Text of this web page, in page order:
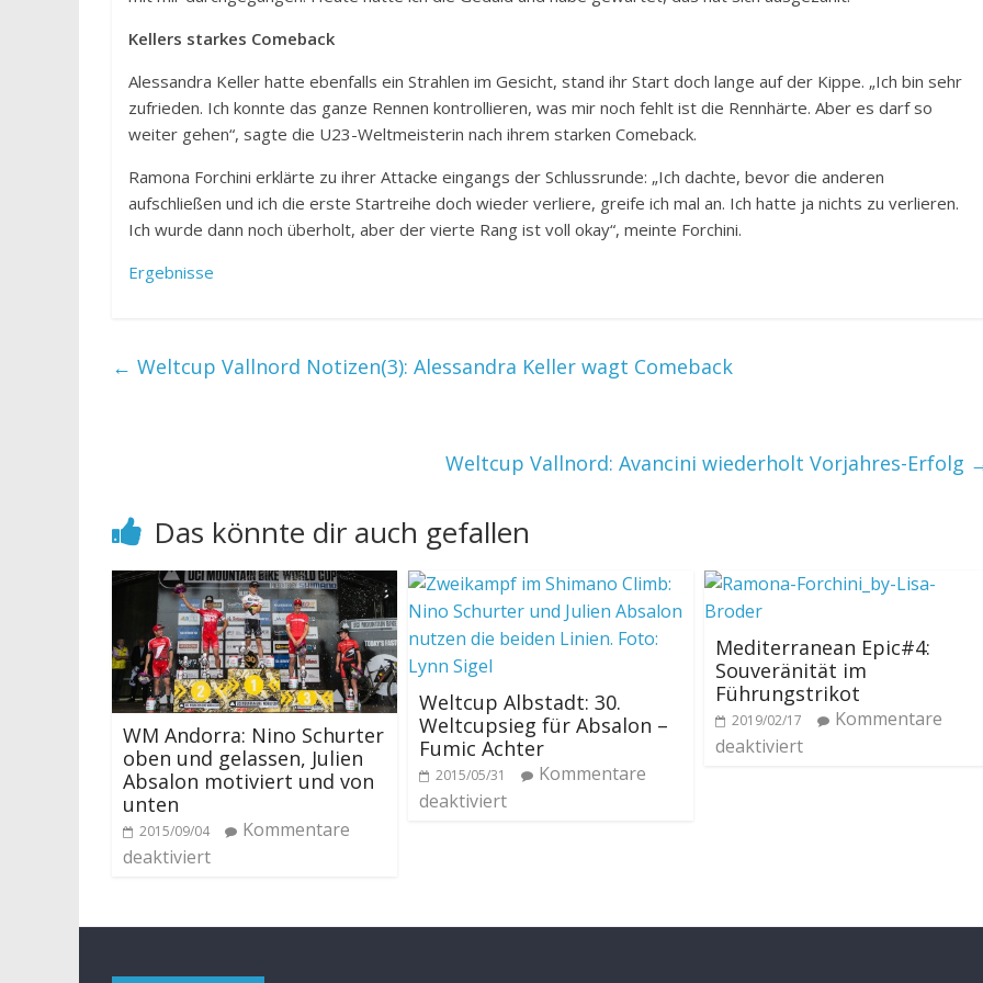
Kellers starkes Comeback
Alessandra Keller hatte ebenfalls ein Strahlen im Gesicht, stand ihr Start doch lange auf der Kippe. „Ich bin sehr
zufrieden. Ich konnte das ganze Rennen kontrollieren, was mir noch fehlt ist die Rennhärte. Aber es darf so
weiter gehen“, sagte die U23-Weltmeisterin nach ihrem starken Comeback.
Ramona Forchini erklärte zu ihrer Attacke eingangs der Schlussrunde: „Ich dachte, bevor die anderen
aufschließen und ich die erste Startreihe doch wieder verliere, greife ich mal an. Ich hatte ja nichts zu verlieren.
Ich wurde dann noch überholt, aber der vierte Rang ist voll okay“, meinte Forchini.
Ergebnisse
← Weltcup Vallnord Notizen(3): Alessandra Keller wagt Comeback
Weltcup Vallnord: Avancini wiederholt Vorjahres-Erfolg
Das könnte dir auch gefallen
WM Andorra: Nino Schurter
oben und gelassen, Julien
Absalon motiviert und von
unten
2015/09/04
Kommentare
deaktiviert
Weltcup Albstadt: 30.
Weltcupsieg für Absalon –
Fumic Achter
2015/05/31
Kommentare
deaktiviert
Mediterranean Epic#4:
Souveränität im
Führungstrikot
2019/02/17
Kommentare
deaktiviert